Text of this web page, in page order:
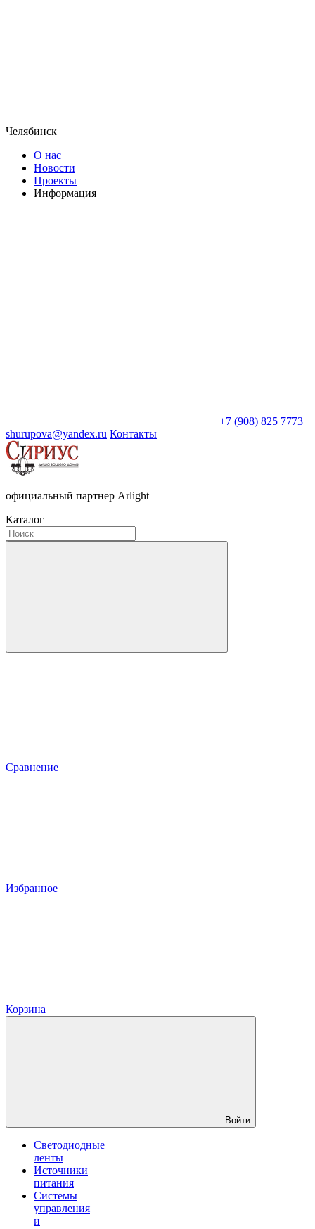
Челябинск
О нас
Новости
Проекты
Информация
+7 (908) 825 7773
shurupova@yandex.ru Контакты
официальный партнер Arlight
Каталог
Сравнение
Избранное
Корзина
Войти
Светодиодные
ленты
Источники
питания
Системы
управления
и